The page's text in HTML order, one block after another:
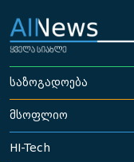
საზოგადოება
მსოფლიო
HI-Tech